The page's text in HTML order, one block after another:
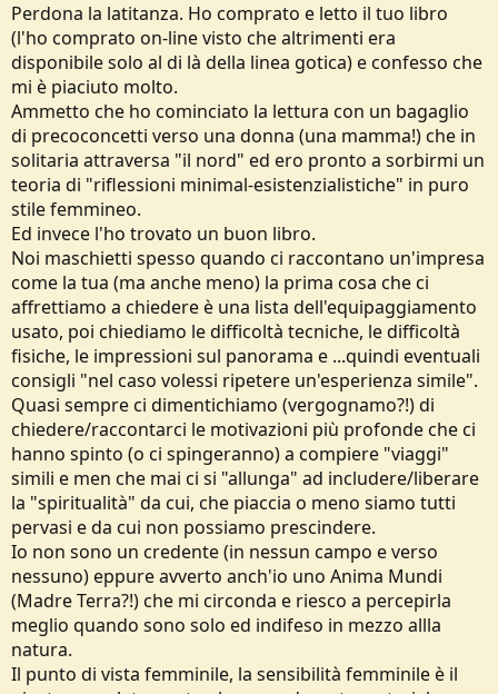
Perdona la latitanza. Ho comprato e letto il tuo libro
(l'ho comprato on-line visto che altrimenti era
disponibile solo al di là della linea gotica) e confesso che
mi è piaciuto molto.
Ammetto che ho cominciato la lettura con un bagaglio
di precoconcetti verso una donna (una mamma!) che in
solitaria attraversa "il nord" ed ero pronto a sorbirmi un
teoria di "riflessioni minimal-esistenzialistiche" in puro
stile femmineo.
Ed invece l'ho trovato un buon libro.
Noi maschietti spesso quando ci raccontano un'impresa
come la tua (ma anche meno) la prima cosa che ci
affrettiamo a chiedere è una lista dell'equipaggiamento
usato, poi chiediamo le difficoltà tecniche, le difficoltà
fisiche, le impressioni sul panorama e ...quindi eventuali
consigli "nel caso volessi ripetere un'esperienza simile".
Quasi sempre ci dimentichiamo (vergognamo?!) di
chiedere/raccontarci le motivazioni più profonde che ci
hanno spinto (o ci spingeranno) a compiere "viaggi"
simili e men che mai ci si "allunga" ad includere/liberare
la "spiritualità" da cui, che piaccia o meno siamo tutti
pervasi e da cui non possiamo prescindere.
Io non sono un credente (in nessun campo e verso
nessuno) eppure avverto anch'io uno Anima Mundi
(Madre Terra?!) che mi circonda e riesco a percepirla
meglio quando sono solo ed indifeso in mezzo allla
natura.
Il punto di vista femminile, la sensibilità femminile è il